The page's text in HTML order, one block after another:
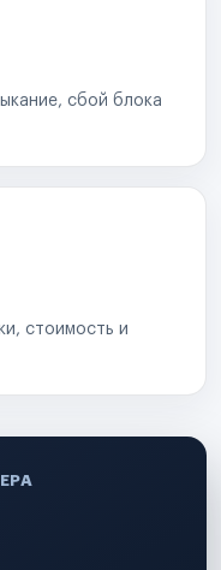
сбой блока
стоимость и